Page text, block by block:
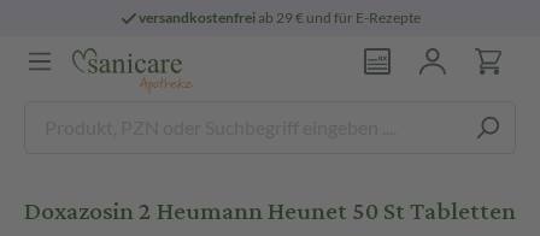
versandkostenfreiab 29 € und für E-Rezepte
Doxazosin 2 Heumann Heunet 50 St Tabletten